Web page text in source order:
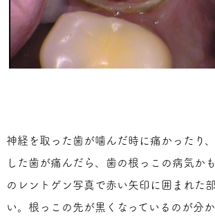
神経を取った歯が噛んだ時に痛かったり
した歯が痛んだら、歯の根っこの病気か
のレントゲン写真で赤い矢印に囲まれた
い。根っこの先が黒くなっているのが分